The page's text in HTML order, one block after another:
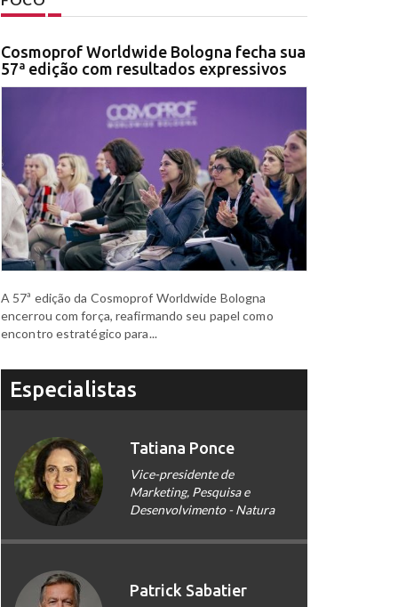
Cosmoprof Worldwide Bologna fecha sua
57ª edição com resultados expressivos
A 57ª edição da Cosmoprof Worldwide Bologna
encerrou com força, reafirmando seu papel como
encontro estratégico para...
Especialistas
Tatiana Ponce
Vice-presidente de
Marketing, Pesquisa e
Desenvolvimento - Natura
Patrick Sabatier